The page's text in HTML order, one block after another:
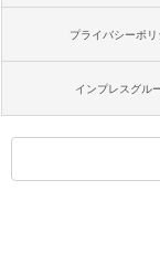
プライバシーポリ
インプレスグル